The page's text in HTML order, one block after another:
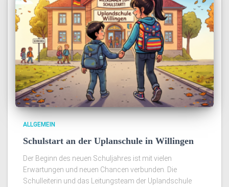
ALLGEMEIN
Schulstart an der Uplanschule in Willingen
Der Beginn des neuen Schuljahres ist mit vielen
Erwartungen und neuen Chancen verbunden. Die
Schulleiterin und das Leitungsteam der Uplandschule